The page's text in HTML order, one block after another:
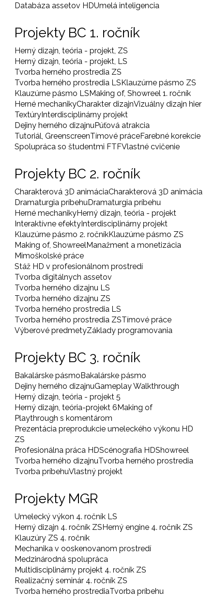
Databáza assetov HDUmelá inteligencia
Projekty BC 1. ročník
Herný dizajn, teória - projekt, ZS
Herný dizajn, teória - projekt, LS
Tvorba herného prostredia ZS
Tvorba herného prostredia LSKlauzúrne pásmo ZS
Klauzúrne pásmo LSMaking of, Showreel 1. ročník
Herné mechanikyCharakter dizajnVizuálny dizajn hier
TextúryInterdisciplinárny projekt
Dejiny herného dizajnuPúťová atrakcia
Tutoriál, GreenscreenTímové práceFarebné korekcie
Spolupráca so študentmi FTFVlastné cvičenie
Projekty BC 2. ročník
Charakterová 3D animáciaCharakterová 3D animácia
Dramaturgia príbehuDramaturgia príbehu
Herné mechanikyHerný dizajn, teória - projekt
Interaktívne efektyInterdisciplinárny projekt
Klauzúrne pásmo 2. ročníkKlauzúrne pásmo ZS
Making of, ShowreelManažment a monetizácia
Mimoškolské práce
Stáž HD v profesionálnom prostredí
Tvorba digitálnych assetov
Tvorba herného dizajnu LS
Tvorba herného dizajnu ZS
Tvorba herného prostredia LS
Tvorba herného prostredia ZSTímové práce
Výberové predmetyZáklady programovania
Projekty BC 3. ročník
Bakalárske pásmoBakalárske pásmo
Dejiny herného dizajnuGameplay Walkthrough
Herný dizajn, teória - projekt 5
Herný dizajn, teória-projekt 6Making of
Playthrough s komentárom
Prezentácia preprodukcie umeleckého výkonu HD
ZS
Profesionálna práca HDScénografia HDShowreel
Tvorba herného dizajnuTvorba herného prostredia
Tvorba príbehuVlastný projekt
Projekty MGR
Umelecký výkon 4. ročník LS
Herný dizajn 4. ročník ZSHerný engine 4. ročník ZS
Klauzúry ZS 4. ročník
Mechanika v ooskenovanom prostredí
Medzinárodná spolupráca
Multidisciplinárny projekt 4. ročník ZS
Realizačný seminár 4. ročník ZS
Tvorba herného prostrediaTvorba príbehu